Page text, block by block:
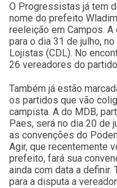
O Progressistas já tem
nome do prefeito
reeleição em Campos.
para o dia 31 de julho,
Lojistas (CDL). No
26 vereadores do
Também já estão
os partidos que vão
campista. A do MDB,
Paes, será no dia 20 de
as convenções do
Agir, que recentemente
prefeito, fará sua
ainda com data a
para a disputa a vereador.